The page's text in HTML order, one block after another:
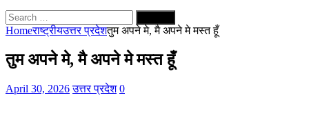
Search
for:
Homeराष्ट्रीयउत्तर प्रदेशतुम अपने मे, मै अपने मे मस्त हूँ
तुम अपने मे, मै अपने मे मस्त हूँ
April 30, 2026 उत्तर प्रदेश 0